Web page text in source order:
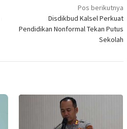
Pos berikutnya
Disdikbud Kalsel Perkuat
Pendidikan Nonformal Tekan Putus
Sekolah